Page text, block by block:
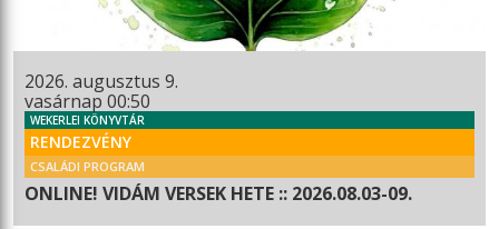
2026. augusztus 9.
vasárnap 00:50
WEKERLEI KÖNYVTÁR
RENDEZVÉNY
CSALÁDI PROGRAM
ONLINE! VIDÁM VERSEK HETE :: 2026.08.03-09.